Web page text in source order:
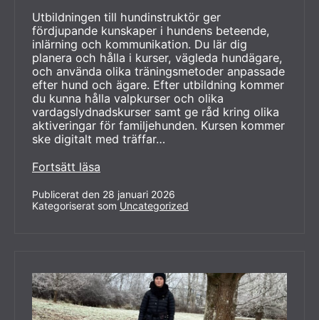
Utbildningen till hundinstruktör ger
fördjupande kunskaper i hundens beteende,
inlärning och kommunikation. Du lär dig
planera och hålla i kurser, vägleda hundägare,
och använda olika träningsmetoder anpassade
efter hund och ägare. Efter utbildning kommer
du kunna hålla valpkurser och olika
vardagslydnadskurser samt ge råd kring olika
aktiveringar för familjehunden. Kursen kommer
ske digitalt med träffar…
Fortsätt läsa
hundinstruktör.
Start
Publicerat den 28 januari 2026
Kategoriserat som Uncategorized